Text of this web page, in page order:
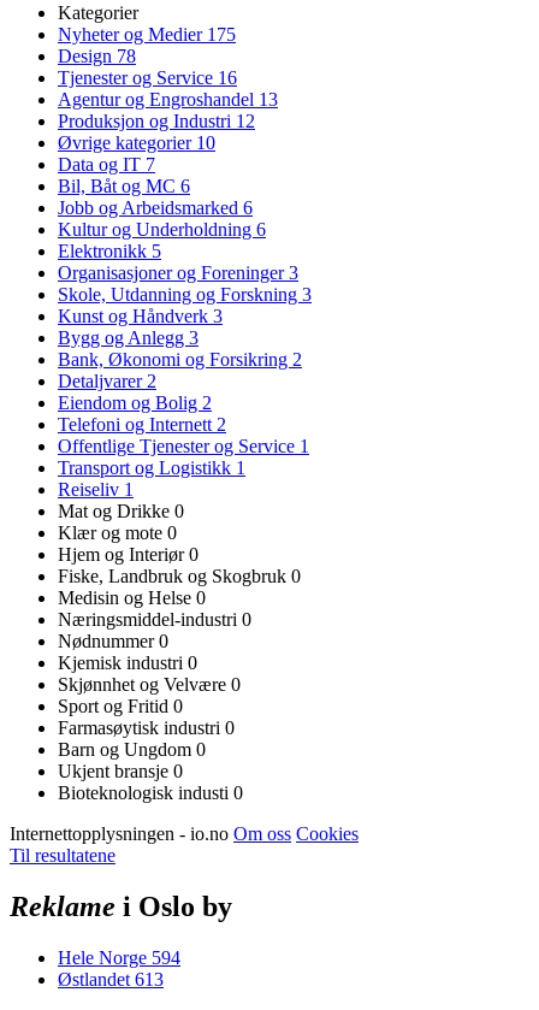
Kategorier
Nyheter og Medier 175
Design 78
Tjenester og Service 16
Agentur og Engroshandel 13
Produksjon og Industri 12
Øvrige kategorier 10
Data og IT 7
Bil, Båt og MC 6
Jobb og Arbeidsmarked 6
Kultur og Underholdning 6
Elektronikk 5
Organisasjoner og Foreninger3
Skole, Utdanning og Forskning 3
Kunst og Håndverk 3
Bygg og Anlegg 3
Bank, Økonomi og Forsikring 2
Detaljvarer 2
Eiendom og Bolig 2
Telefoni og Internett 2
Offentlige Tjenester og Service 1
Transport og Logistikk 1
Reiseliv 1
Mat og Drikke 0
Klær og mote 0
Hjem og Interiør0
Fiske, Landbruk og Skogbruk 0
Medisin og Helse 0
Næringsmiddel-industri 0
Nødnummer0
Kjemisk industri 0
Skjønnhet og Velvære 0
Sport og Fritid 0
Farmasøytisk industri 0
Barn og Ungdom 0
Ukjent bransje 0
Bioteknologisk industi 0
Internettopplysningen - io.no Om oss Cookies
Til resultatene
Reklame i Oslo by
Hele Norge 594
Østlandet 613